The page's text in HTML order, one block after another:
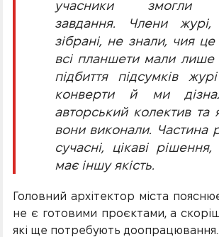
учасники змогли
завдання. Члени
зібрані, не знали, чия
всі планшети мали лише
підбиття підсумків
конверти й ми
авторський колектив та
вони виконали. Частина
сучасні, цікаві
має іншу якість.
Головний архітектор міста
не є готовими проєктами, а
які ще потребують доопрацювання.